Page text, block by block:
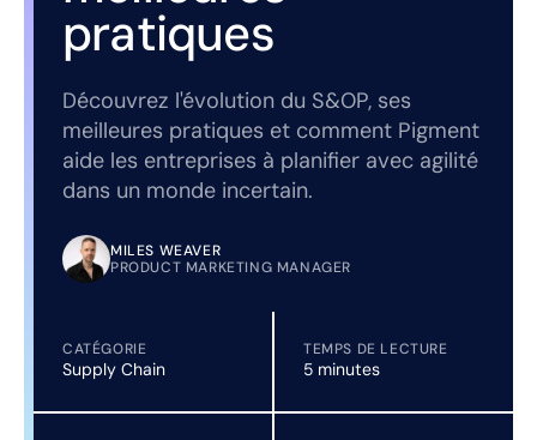
pratiques
Découvrez l'évolution du S&OP, ses
meilleures pratiques et comment Pigment
aide les entreprises à planifier avec agilité
dans un monde incertain.
MILES WEAVER
PRODUCT MARKETING MANAGER
CATÉGORIE
Supply Chain
TEMPS DE LECTURE
5 minutes